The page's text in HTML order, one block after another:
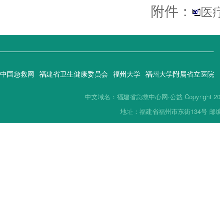
附件： 医
中国急救网 福建省卫生健康委员会 福州大学 福州大学附属省立医院
中文域名：福建省急救中心网·公益 Copyright
地址：福建省福州市东街134号 邮